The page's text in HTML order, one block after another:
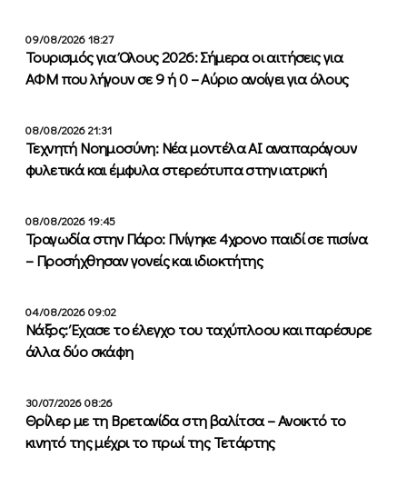
09/08/2026 18:27
Τουρισμός για Όλους 2026: Σήμερα οι αιτήσεις για
ΑΦΜ που λήγουν σε 9 ή 0 – Αύριο ανοίγει για όλους
08/08/2026 21:31
Τεχνητή Νοημοσύνη: Νέα μοντέλα ΑΙ αναπαράγουν
φυλετικά και έμφυλα στερεότυπα στην ιατρική
08/08/2026 19:45
Τραγωδία στην Πάρο: Πνίγηκε 4χρονο παιδί σε πισίνα
– Προσήχθησαν γονείς και ιδιοκτήτης
04/08/2026 09:02
Νάξος: Έχασε το έλεγχο του ταχύπλοου και παρέσυρε
άλλα δύο σκάφη
30/07/2026 08:26
Θρίλερ με τη Βρετανίδα στη βαλίτσα – Ανοικτό το
κινητό της μέχρι το πρωί της Τετάρτης